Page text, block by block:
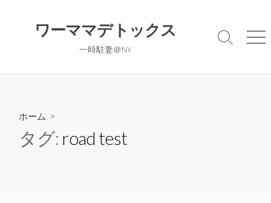
ワーママデトックス
一時駐妻＠NY
検
メ
ホーム >
タグ: road test